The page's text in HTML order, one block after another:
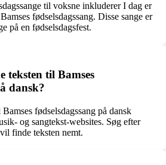
til voksne inkluderer I dag er
fødselsdagssang. Disse sange er
på en fødselsdagsfest.
teksten til Bamses
dansk?
fødselsdagssang på dansk
og sangtekst-websites. Søg efter
finde teksten nemt.